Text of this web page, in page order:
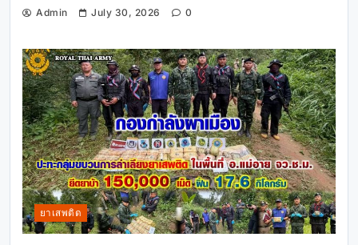
Admin July 30, 2026 0
ยาเสพติด